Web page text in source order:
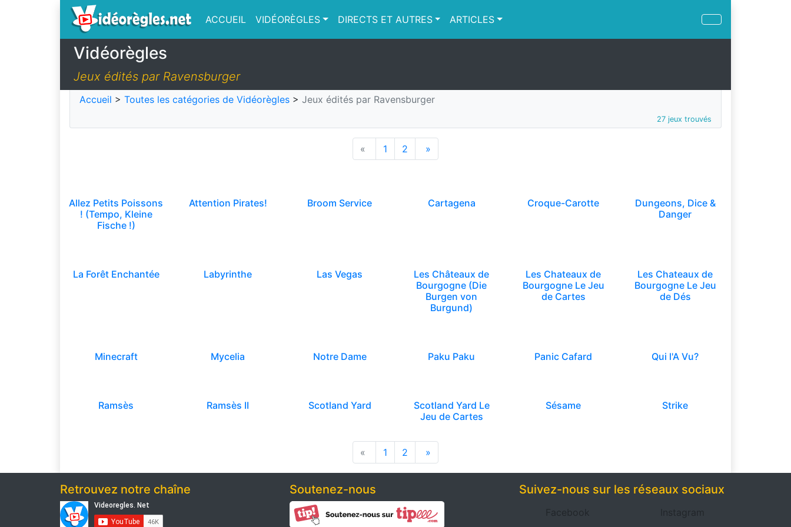
ACCUEIL VIDÉORÈGLES DIRECTS ET AUTRES ARTICLES
Vidéorègles
Jeux édités par Ravensburger
Accueil > Toutes les catégories de Vidéorègles > Jeux édités par Ravensburger
27 jeux trouvés
« 1 2 »
Allez Petits Poissons
! (Tempo, Kleine
Fische !)
Attention Pirates! Broom Service Cartagena Croque-Carotte
Dungeons, Dice &
Danger
La Forêt Enchantée Labyrinthe Las Vegas
Les Châteaux de
Bourgogne (Die
Burgen von
Burgund)
Les Chateaux de
Bourgogne Le Jeu
de Cartes
Les Chateaux de
Bourgogne Le Jeu
de Dés
Minecraft Mycelia Notre Dame Paku Paku Panic Cafard Qui l'A Vu?
Ramsès Ramsès II Scotland Yard
Scotland Yard Le
Jeu de Cartes
Sésame Strike
« 1 2 »
Retrouvez notre chaîne Soutenez-nous Suivez-nous sur les réseaux sociaux
Facebook Instagram